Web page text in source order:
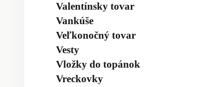
Valentínsky tovar
Vankúše
Veľkonočný tovar
Vesty
Vložky do topánok
Vreckovky